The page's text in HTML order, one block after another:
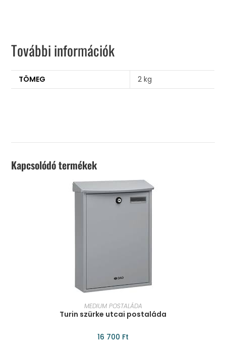
További információk
TÖMEG 2 kg
Kapcsolódó termékek
KOSÁRBA TESZEM
MEDIUM POSTALÁDA
Turin szürke utcai postaláda
16 700 Ft